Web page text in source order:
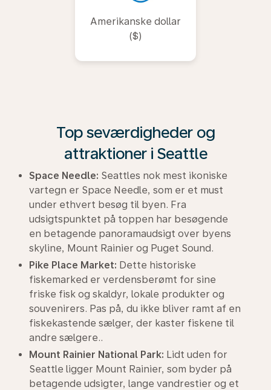
Amerikanske dollar
($)
Top seværdigheder og
attraktioner i Seattle
Space Needle: Seattles nok mest ikoniske
vartegn er Space Needle, som er et must
under ethvert besøg til byen. Fra
udsigtspunktet på toppen har besøgende
en betagende panoramaudsigt over byens
skyline, Mount Rainier og Puget Sound.
Pike Place Market: Dette historiske
fiskemarked er verdensberømt for sine
friske fisk og skaldyr, lokale produkter og
souvenirers. Pas på, du ikke bliver ramt af en
fiskekastende sælger, der kaster fiskene til
andre sælgere..
Mount Rainier National Park: Lidt uden for
Seattle ligger Mount Rainier, som byder på
betagende udsigter, lange vandrestier og et